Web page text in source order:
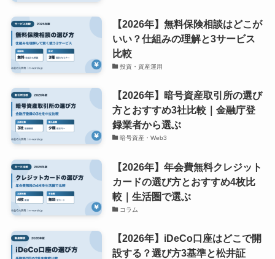
【2026年】無料保険相談はどこが
いい？仕組みの理解と3サービス
比較
投資・資産運用
【2026年】暗号資産取引所の選び
方とおすすめ3社比較｜金融庁登
録業者から選ぶ
暗号資産・Web3
【2026年】年会費無料クレジット
カードの選び方とおすすめ4枚比
較｜生活圏で選ぶ
コラム
【2026年】iDeCo口座はどこで開
設する？選び方3基準と松井証